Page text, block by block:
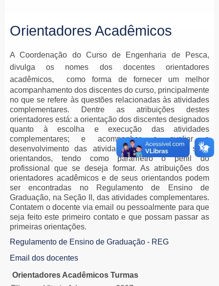
Orientadores Acadêmicos
A Coordenação do Curso de Engenharia de Pesca,
divulga os nomes dos docentes orientadores
acadêmicos, como forma de fornecer um melhor
acompanhamento dos discentes do curso, principalmente
no que se refere às questões relacionadas às atividades
complementares.
Dentre as atribuições destes
orientadores está: a orientação dos discentes designados
quanto à escolha e execução das atividades
complementares; e acompanhar e avaliar o
desenvolvimento das atividades realizadas por seus
orientandos, tendo como parâmetro o perfil do
profissional que se deseja formar. As atribuições dos
orientadores acadêmicos e de seus orientandos podem
ser encontradas no Regulamento de Ensino de
Graduação, na Seção II, das atividades complementares.
Contatem o docente via email ou pessoalmente para que
seja feito este primeiro contato e que possam passar as
primeiras orientações.
Regulamento de Ensino de Graduação - REG
Email dos docentes
Orientadores Acadêmicos Turmas